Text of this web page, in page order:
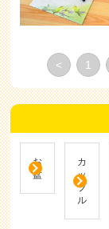
< 1
お
盆
カ
ッ
プ
ル